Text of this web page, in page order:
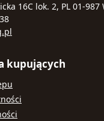
16C lok. 2, PL 01-987
kupujących